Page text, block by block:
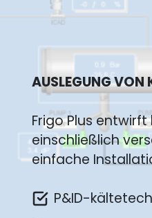
AUSLEGUNG VON
Frigo Plus
einschließlich
einfache
P&ID-